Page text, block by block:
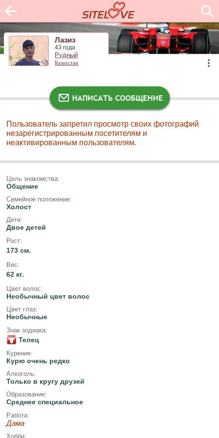
Лазиз
43 года
Рудный
Казахстан
Пользователь запретил просмотр своих фотографий
незарегистрированным посетителям и
неактивированным пользователям.
Цель знакомства:
Общение
Семейное положение:
Холост
Дети:
Двое детей
Рост:
173 см.
Вес:
62 кг.
Цвет волос:
Необычный цвет волос
Цвет глаз:
Необычные
Знак зодиака:
Телец
Курение:
Курю очень редко
Алкоголь:
Только в кругу друзей
Образование:
Среднее специальное
Работа:
Дама
Хобби: